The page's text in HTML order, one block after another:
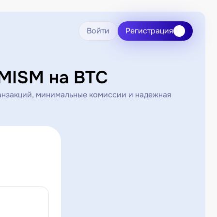
Войти Регистрация
на BTC
минимальные комиссии и надежная